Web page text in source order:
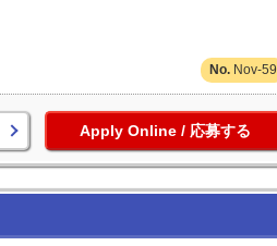
Nov-59
応募する